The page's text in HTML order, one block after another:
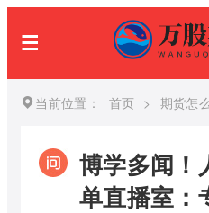
当前位置： 首页 > 期货怎
博学多闻！
单直播室：